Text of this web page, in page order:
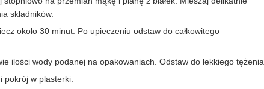
składników.
około 30 minut. Po upieczeniu odstaw do całkowitego
ilości wody podanej na opakowaniach. Odstaw do lekkiego tężenia.
pokrój w plasterki.